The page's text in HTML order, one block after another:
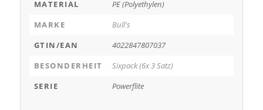
MATERIAL
PE (Polyethylen)
MARKE
Bull's
GTIN/EAN
4022847807037
BESONDERHEIT
Sixpack (6x 3 Satz)
SERIE
Powerflite